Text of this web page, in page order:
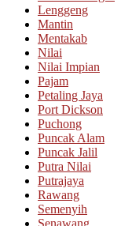
Lenggeng
Mantin
Mentakab
Nilai
Nilai Impian
Pajam
Petaling Jaya
Port Dickson
Puchong
Puncak Alam
Puncak Jalil
Putra Nilai
Putrajaya
Rawang
Semenyih
Senawang